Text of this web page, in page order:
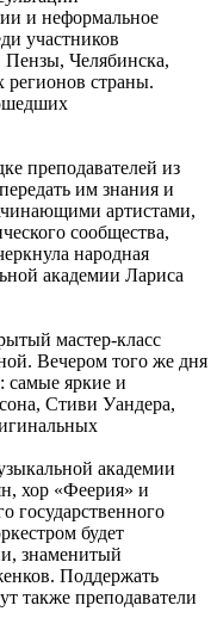
и неформальное
участников
Пензы, Челябинска,
регионов страны.
преподавателей из
им знания и
артистами,
сообщества,
народная
академии Лариса
мастер-класс
Вечером того же дня
самые яркие и
Стиви Уандера,
академии
хор «Феерия» и
государственного
будет
знаменитый
Поддержать
также преподаватели